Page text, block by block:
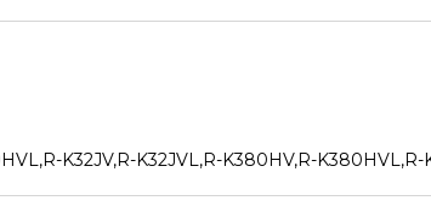
K32JV,R-K32JVL,R-K380HV,R-K380HVL,R-